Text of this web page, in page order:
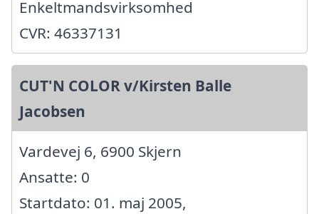
Enkeltmandsvirksomhed
CVR: 46337131
CUT'N COLOR v/Kirsten Balle
Jacobsen
Vardevej 6, 6900 Skjern
Ansatte: 0
Startdato: 01. maj 2005,